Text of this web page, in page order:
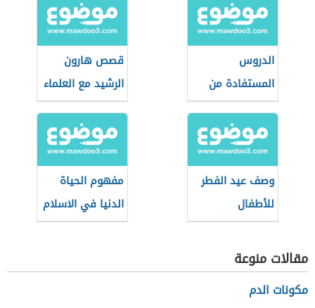
الدروس
المستفادة من
حادثة الإسراء
والمعراج
قصص هارون
الرشيد مع العلماء
وصف عيد الفطر
للأطفال
مفهوم الحياة
الدنيا في الاسلام
مقالات منوعة
مكونات الدم